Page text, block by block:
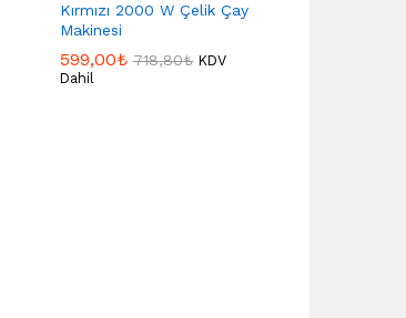
Kırmızı 2000 W Çelik Çay
Makinesi
599,00₺ 718,80₺ KDV
Dahil